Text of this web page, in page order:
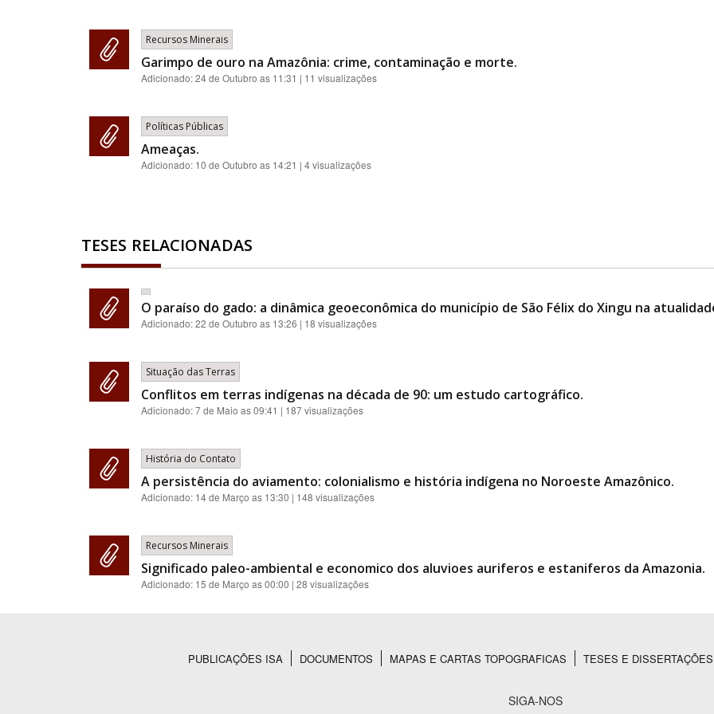
Recursos Minerais
Garimpo de ouro na Amazônia: crime, contaminação e morte.
Adicionado:24 de Outubro as 11:31 | 11 visualizações
Políticas Públicas
Ameaças.
Adicionado: 10 de Outubro as 14:21 | 4 visualizações
TESES RELACIONADAS
O paraíso do gado: a dinâmica geoeconômica do município de São Félix do Xingu na
Adicionado:22 de Outubro as 13:26 | 18 visualizações
Situação das Terras
Conflitos em terras indígenas na década de 90: um estudo cartográfico.
Adicionado:7 de Maio as 09:41 | 187 visualizações
História do Contato
A persistência do aviamento: colonialismo e história indígena no Noroeste Amazônico.
Adicionado: 14 de Março as 13:30 | 148 visualizações
Recursos Minerais
Significado paleo-ambiental e economico dos aluvioes auriferos e estaniferos da Amazonia.
Adicionado: 15 de Março as 00:00 | 28 visualizações
PUBLICAÇÕES ISA DOCUMENTOS MAPAS E CARTAS TOPOGRAFICAS TESES E DISSERTAÇÕES
SIGA-NOS